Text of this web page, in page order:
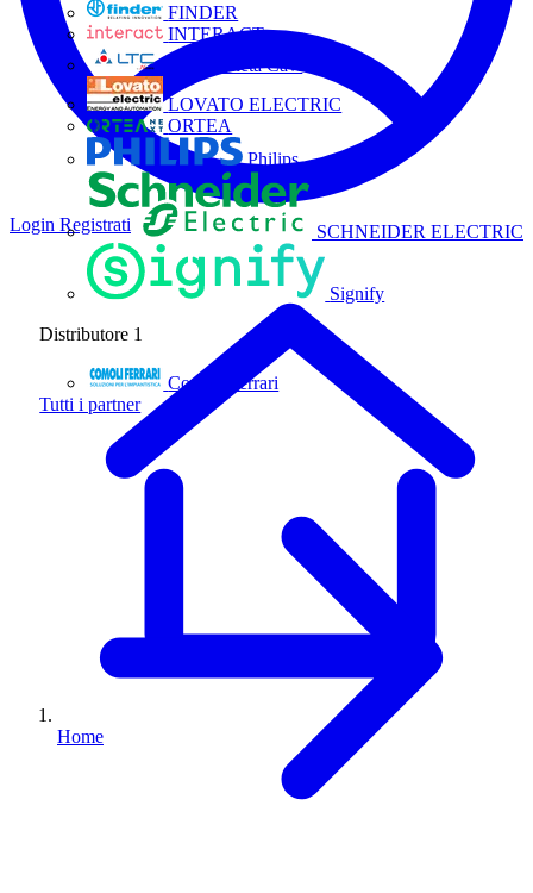
FINDER
INTERACT
La Triveneta Cavi
LOVATO ELECTRIC
ORTEA
Philips
SCHNEIDER ELECTRIC
Signify
Distributore 1
Comoli Ferrari
Tutti i partner
Login Registrati
Home